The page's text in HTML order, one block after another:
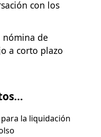
con los
nómina de
a corto plazo
la liquidación